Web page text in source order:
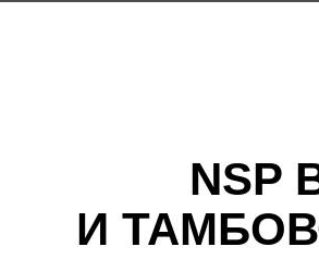
NSP
И